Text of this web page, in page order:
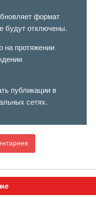
формат
будут отключены.
на протяжении
публикации в
сетях.